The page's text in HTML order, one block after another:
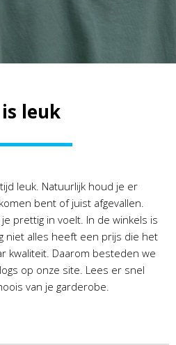
leuk
leuk. Natuurlijk houd je er
bent of juist afgevallen.
prettig in voelt. In de winkels is
niet alles heeft een prijs die het
kwaliteit. Daarom besteden we
op onze site. Lees er snel
van je garderobe.